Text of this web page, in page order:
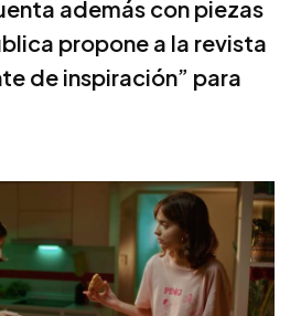
además con piezas
propone a la revista
de inspiración” para